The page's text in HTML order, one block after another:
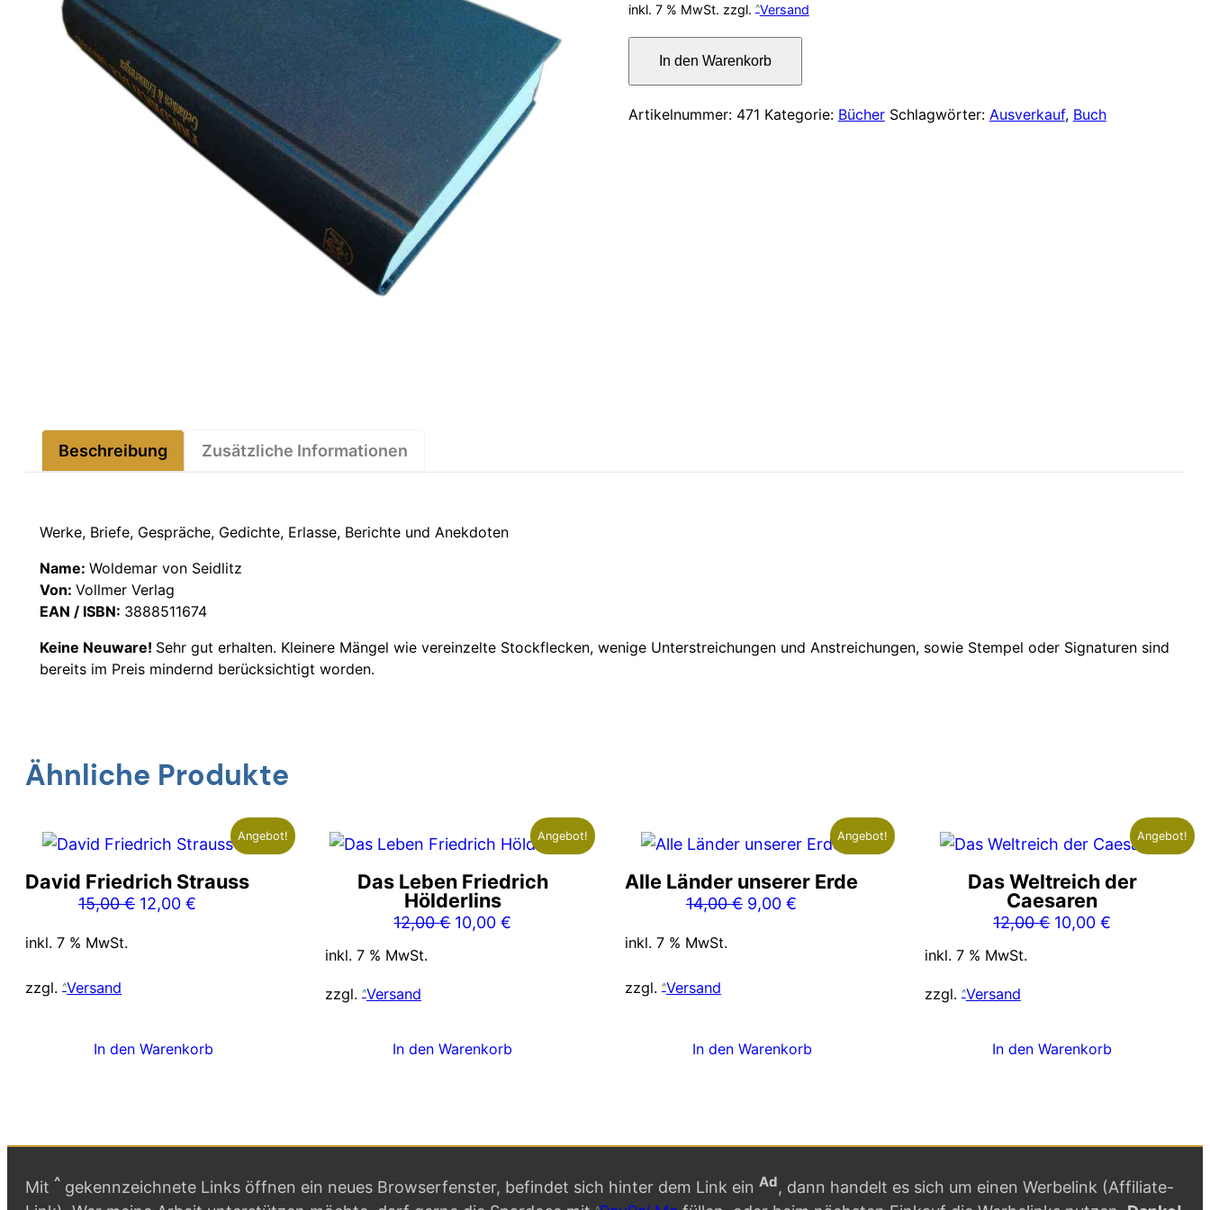
war:
12,00 €
inkl. 7 % MwSt. zzgl. Versand
Grosse.
Gedanken
In den Warenkorb
Artikelnummer: 471 Kategorie: Bücher Schlagwörter: Ausverkauf, Buch
Beschreibung Zusätzliche Informationen
Werke, Briefe, Gespräche, Gedichte, Erlasse, Berichte und Anekdoten
Name: Woldemar von Seidlitz
Von: Vollmer Verlag
EAN / ISBN: 3888511674
Keine Neuware! Sehr gut erhalten. Kleinere Mängel wie vereinzelte Stockflecken, wenige Unterstreichungen und Anstreichungen, sowie Stempel oder Signaturen sind
bereits im Preis mindernd berücksichtigt worden.
Ähnliche Produkte
Angebot!
David Friedrich Strauss
15,00€ Ursprünglicher
12,00 €
inkl. 7 % MwSt.
zzgl. Versand
In den Warenkorb
Angebot!
Das Leben Friedrich
Hölderlins
12,00€ Ursprünglicher
10,00€
inkl. 7 % MwSt.
zzgl. Versand
In den Warenkorb
Angebot!
Alle Länder unserer Erde
14,00€ Ursprünglicher
9,00 €Aktueller
inkl. 7 % MwSt.
zzgl. Versand
In den Warenkorb
Angebot!
Das Weltreich der
Caesaren
12,00€ Ursprünglicher
10,00€
inkl. 7 % MwSt.
zzgl. Versand
In den Warenkorb
Mit ^ gekennzeichnete Links öffnen ein neues Browserfenster, befindet sich hinter dem Link ein Ad, dann handelt es sich um einen Werbelink (Affiliate-